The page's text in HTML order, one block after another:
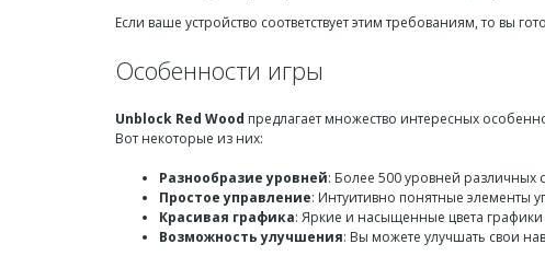
Если ваше устройство соответствует этим требованиям, то вы
Особенности игры
Unblock Red Wood предлагает множество интересных
Вот некоторые из них:
Разнообразие уровней: Более 500 уровней различных
Простое управление: Интуитивно понятные элементы
Красивая графика: Яркие и насыщенные цвета
Возможность улучшения: Вы можете улучшать свои